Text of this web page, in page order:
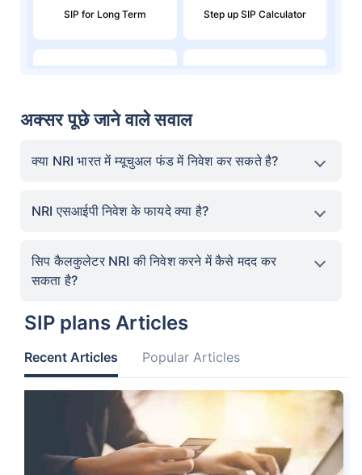
SIP for Long Term Step up SIP Calculator
Systematic Withdrawal Plan
SIP vs SWP vs STP Best SIP Plan for 5 Years
What is NAV in Mutual
Funds?
अक्सर पूछे जाने वाले सवाल
क्या NRI भारत में म्यूचुअल फंड में निवेश कर सकते है?
NRI एसआईपी निवेश के फायदे क्या है?
सिप कैलकुलेटर NRI की निवेश करने में कैसे मदद कर
सकता है?
SIP plans Articles
Recent Articles Popular Articles